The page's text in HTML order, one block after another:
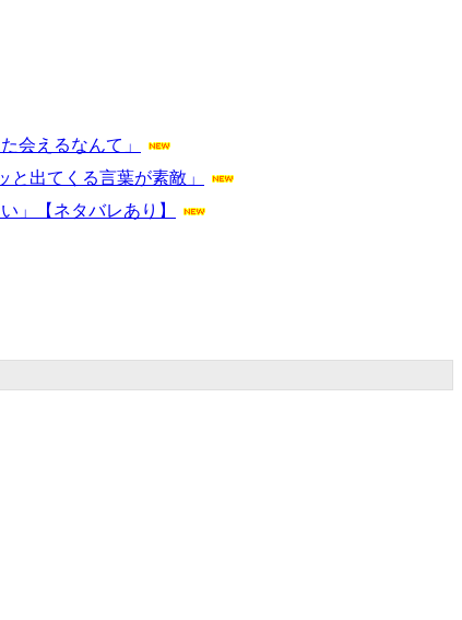
会えるなんて」
出てくる言葉が素敵」
」【ネタバレあり】